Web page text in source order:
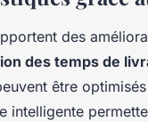
des
des temps de
être optimisés
intelligente